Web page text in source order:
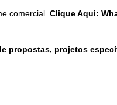
comercial. Clique Aqui:
propostas, projetos